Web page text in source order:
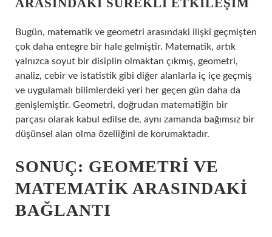
ARASINDAKI SÜREKLI ETKILEŞIM
Bugün, matematik ve geometri arasındaki ilişki geçmişten
çok daha entegre bir hale gelmiştir. Matematik, artık
yalnızca soyut bir disiplin olmaktan çıkmış, geometri,
analiz, cebir ve istatistik gibi diğer alanlarla iç içe geçmiş
ve uygulamalı bilimlerdeki yeri her geçen gün daha da
genişlemiştir. Geometri, doğrudan matematiğin bir
parçası olarak kabul edilse de, aynı zamanda bağımsız bir
düşünsel alan olma özelliğini de korumaktadır.
SONUÇ: GEOMETRI VE
MATEMATIK ARASINDAKI
BAĞLANTI